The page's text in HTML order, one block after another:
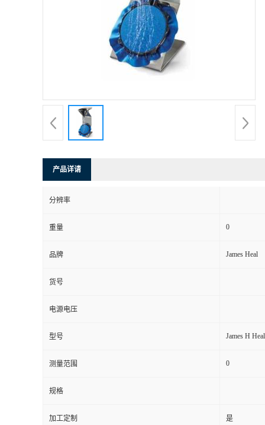
产品详请
分辨率
重量 0
品牌 James Heal
货号
电源电压
型号 James H Heal
测量范围 0
规格
加工定制 是